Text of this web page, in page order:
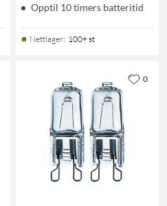
Opptil 10 timers batteritid
Nettlager: 100+ st
0